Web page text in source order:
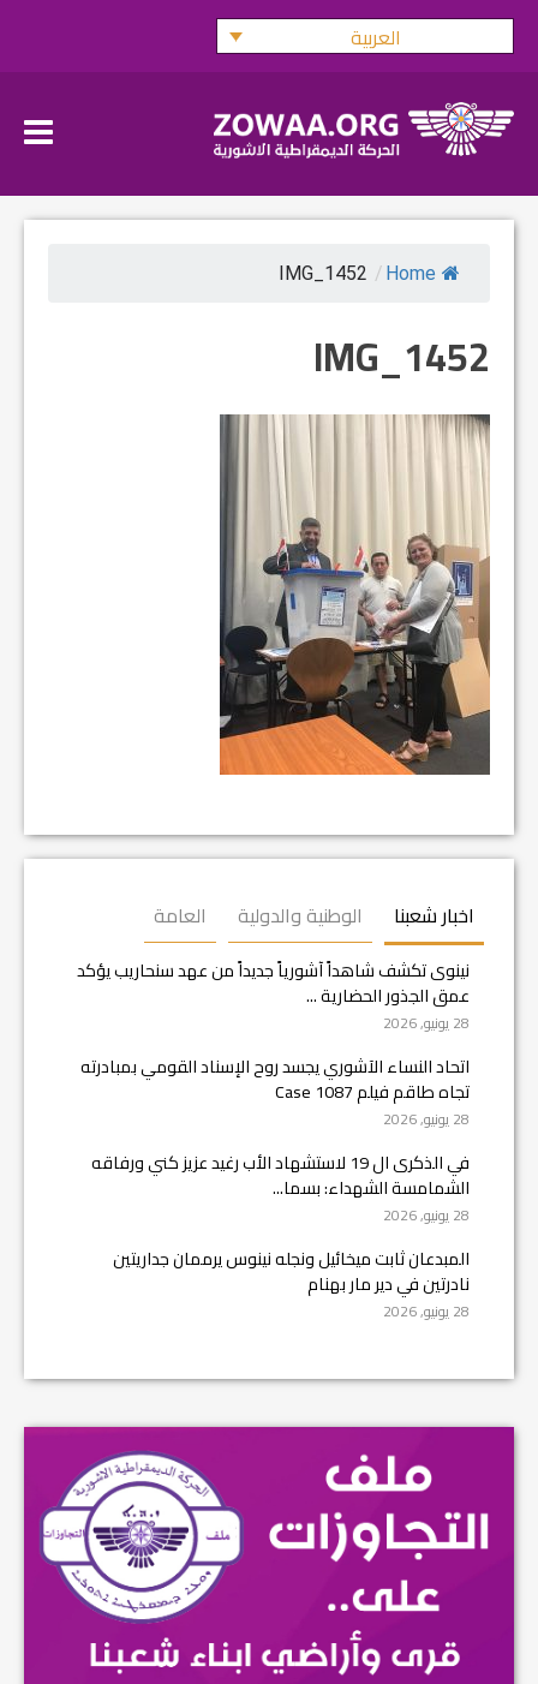
Skip
العربية
Home
/
IMG_1452
IMG_1452
اخبار شعبنا الوطنية والدولية العامة
نينوى تكشف شاهداً آشورياً جديداً من عهد سنحاريب يؤكد
عمق الجذور الحضارية ...
28 يونيو, 2026
اتحاد النساء الآشوري يجسد روح الإسناد القومي بمبادرته
تجاه طاقم فيلم Case 1087
28 يونيو, 2026
في الذكرى ال 19 لاستشهاد الأب رغيد عزيز كني ورفاقه
الشمامسة الشهداء: بسما...
28 يونيو, 2026
المبدعان ثابت ميخائيل ونجله نينوس يرممان جداريتين
نادرتين في دير مار بهنام
28 يونيو, 2026